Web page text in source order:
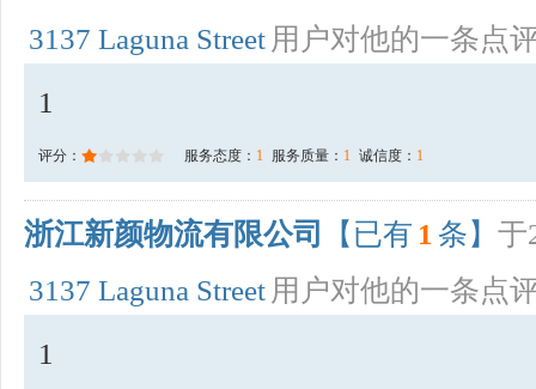
3137 Laguna Street 用户对他的一条点
1
评分： 服务态度： 1 服务质量： 1 诚信度： 1
浙江新颜物流有限公司 【已有 1 条】 于
3137 Laguna Street 用户对他的一条点
1